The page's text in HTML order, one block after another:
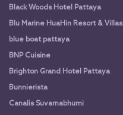
Black Woods Hotel Pattaya
Blu Marine HuaHin Resort & Villas
blue boat pattaya
BNP Cuisine
Brighton Grand Hotel Pattaya
Bunnierista
Canalis Suvarnabhumi